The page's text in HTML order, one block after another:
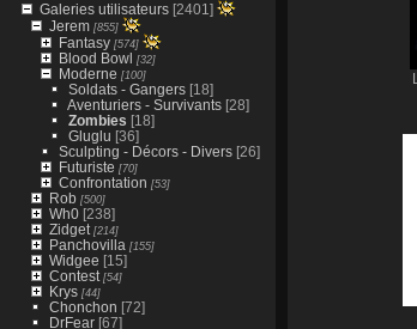
Galeries utilisateurs[2401]
Jerem[855]
Fantasy[574]
Blood Bowl [32]
Moderne [100]
Soldats - Gangers[18]
Aventuriers - Survivants[28]
Zombies [18]
Gluglu [36]
Sculpting - Décors - Divers[26]
Futuriste [70]
Confrontation [53]
Rob[500]
Wh0[238]
Zidget[214]
Panchovilla[155]
Widgee [15]
Contest[54]
Krys[44]
Chonchon [72]
DrFear[67]